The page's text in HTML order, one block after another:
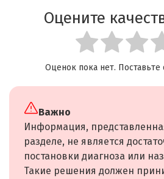
Оцените
Оценок пока нет.
Важно
Информация,
разделе, не является
постановки диагноза или
Такие решения должен